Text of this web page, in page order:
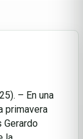
– En una
primavera
Gerardo